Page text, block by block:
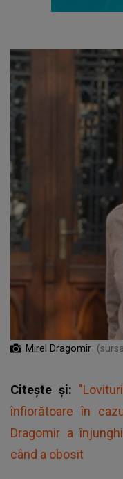
Mirel Dragomir
Citește și:
înfiorătoare în
Dragomir a
când a obosit